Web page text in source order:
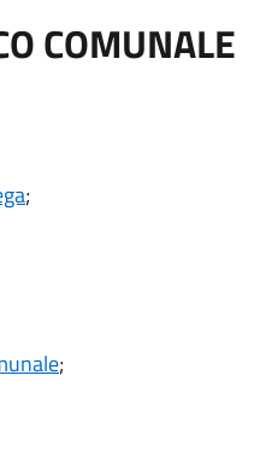
COMUNALE
;
;